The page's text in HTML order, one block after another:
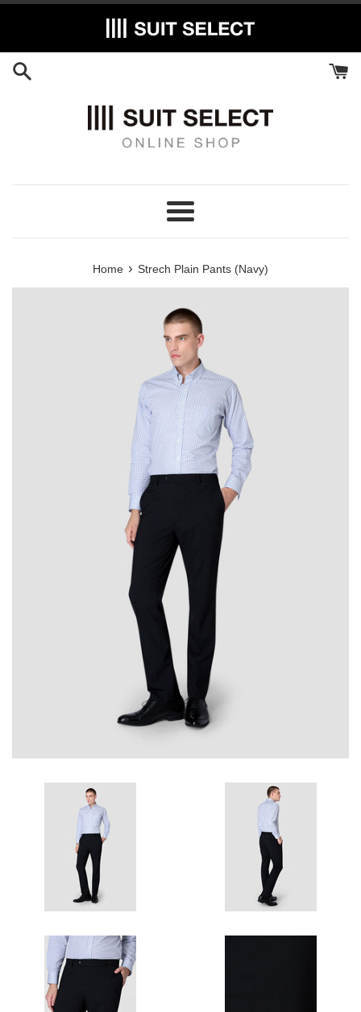
Skip
Menu
Home › Strech Plain Pants (Navy)